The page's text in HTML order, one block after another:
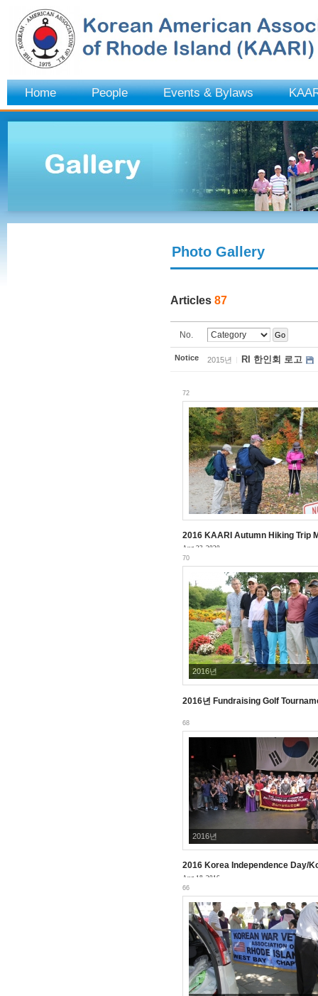
Home People Events & Bylaws
Photo Gallery
Articles 87
No. Go
Notice 2015년 RI 한인회 로고
72
2016 KAARI Autumn Hiking Trip
Aug 23, 2020
70
2016년
2016년 Fundraising Golf
68
2016년
2016 Korea Independence Day/
Aug 18, 2016
66